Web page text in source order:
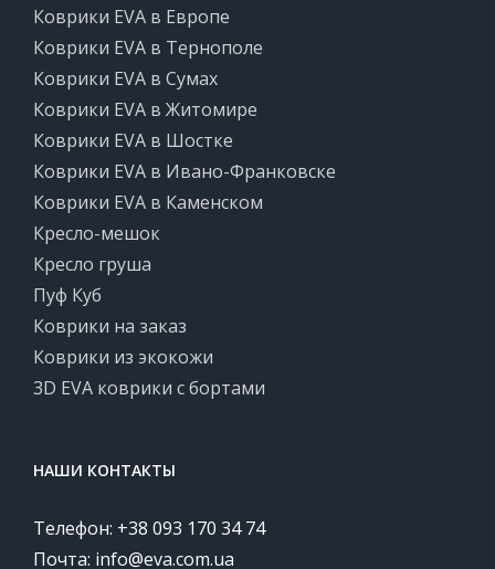
Коврики EVA в Европе
Коврики EVA в Тернополе
Коврики EVA в Сумах
Коврики EVA в Житомире
Коврики EVA в Шостке
Коврики EVA в Ивано-Франковске
Коврики EVA в Каменском
Кресло-мешок
Кресло груша
Пуф Куб
Коврики на заказ
Коврики из экокожи
3D EVA коврики с бортами
НАШИ КОНТАКТЫ
Телефон: +38 093 170 34 74
Почта: info@eva.com.ua